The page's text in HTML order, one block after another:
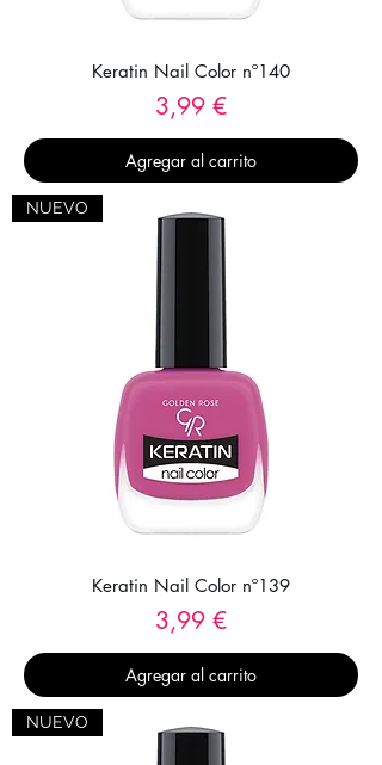
Keratin Nail Color nº140
Precio
3,99 €
Agregar al carrito
NUEVO
Keratin Nail Color nº139
Precio
3,99 €
Agregar al carrito
NUEVO